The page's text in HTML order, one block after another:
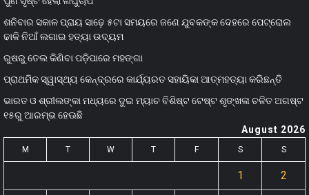
ଶନିବାର ସକାଳ ପ୍ରାୟ ସାଢ଼େ ୫ଟା ସମୟରେ ଜଣେ ଯୁବକଙ୍କ ଦେହରେ ପେଟ୍ରୋଲ
ଢାଳି ନିଆଁ ଲଗାଇ ହତ୍ୟା ଉଦ୍ୟମ
ରୁଷରୁ ତେଲ କିଣିବା ପଡ଼ିପାରେ ମହଙ୍ଗା
ପ୍ରାଥମିକ ସ୍ୱାସ୍ଥ୍ୟ କେନ୍ଦ୍ରରେ କାର୍ଯ୍ୟରତ ସହାୟିକା ଆତ୍ମହତ୍ୟା କରିଛନ୍ତି
ଭାରତ ଓ ଶ୍ରୀଲଙ୍କା ମଧ୍ୟରେ ଦୁଇ ମ୍ୟାଚ ବିଶିଷ୍ଟ ଟେଷ୍ଟ ଶୃଙ୍ଖଳା ଚଳିତ ଅଗଷ୍ଟ
୧୫ରୁ ଆରମ୍ଭ ହେଊଛି
August 2026
M T W T F S S
1 2